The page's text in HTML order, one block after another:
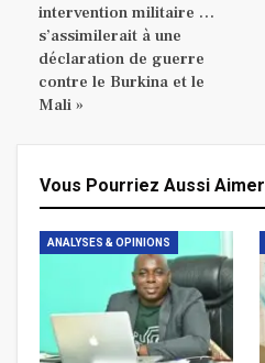
intervention militaire …
s’assimilerait à une
déclaration de guerre
contre le Burkina et le
Mali »
Vous Pourriez Aussi Aimer
ANALYSES & OPINIONS